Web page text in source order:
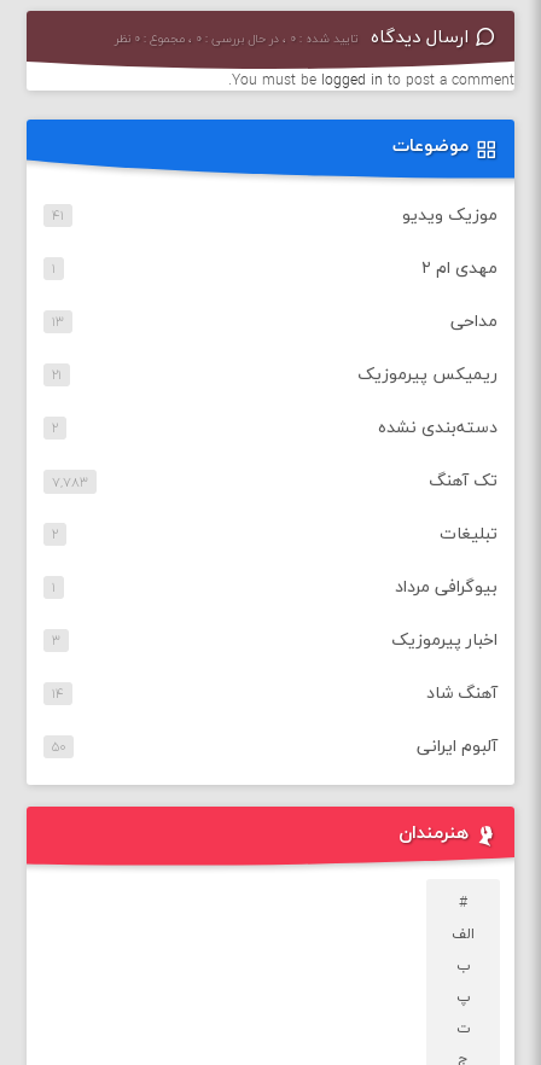
ارسال دیدگاه تایید شده : ۰ ، در حال بررسی : ۰ ، مجموع : ۰ نظر
You must be logged in to post a comment.
موضوعات
موزیک ویدیو ۴۱
مهدی ام ۲ ۱
مداحی ۱۳
ریمیکس پیرموزیک ۲۱
دسته‌بندی نشده ۲
تک آهنگ ۷,۷۸۳
تبلیغات ۲
بیوگرافی مرداد ۱
اخبار پیرموزیک ۳
آهنگ شاد ۱۴
آلبوم ایرانی ۵۰
هنرمندان
#
الف
ب
پ
ت
ج